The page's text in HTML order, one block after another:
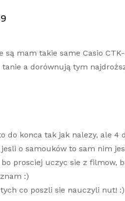
są mam takie same Casio
tanie a dorównują tym
do konca tak jak nalezy, ale 4
jesli o samouków to sam nim
bo prosciej uczyc sie z filmow,
:)
co poszli sie nauczyli nut! :)